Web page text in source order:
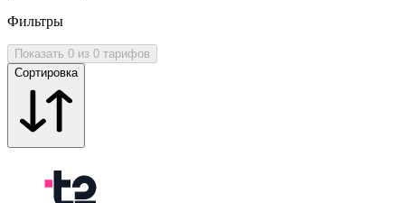
Фильтры
Показать 0 из 0 тарифов
Сортировка